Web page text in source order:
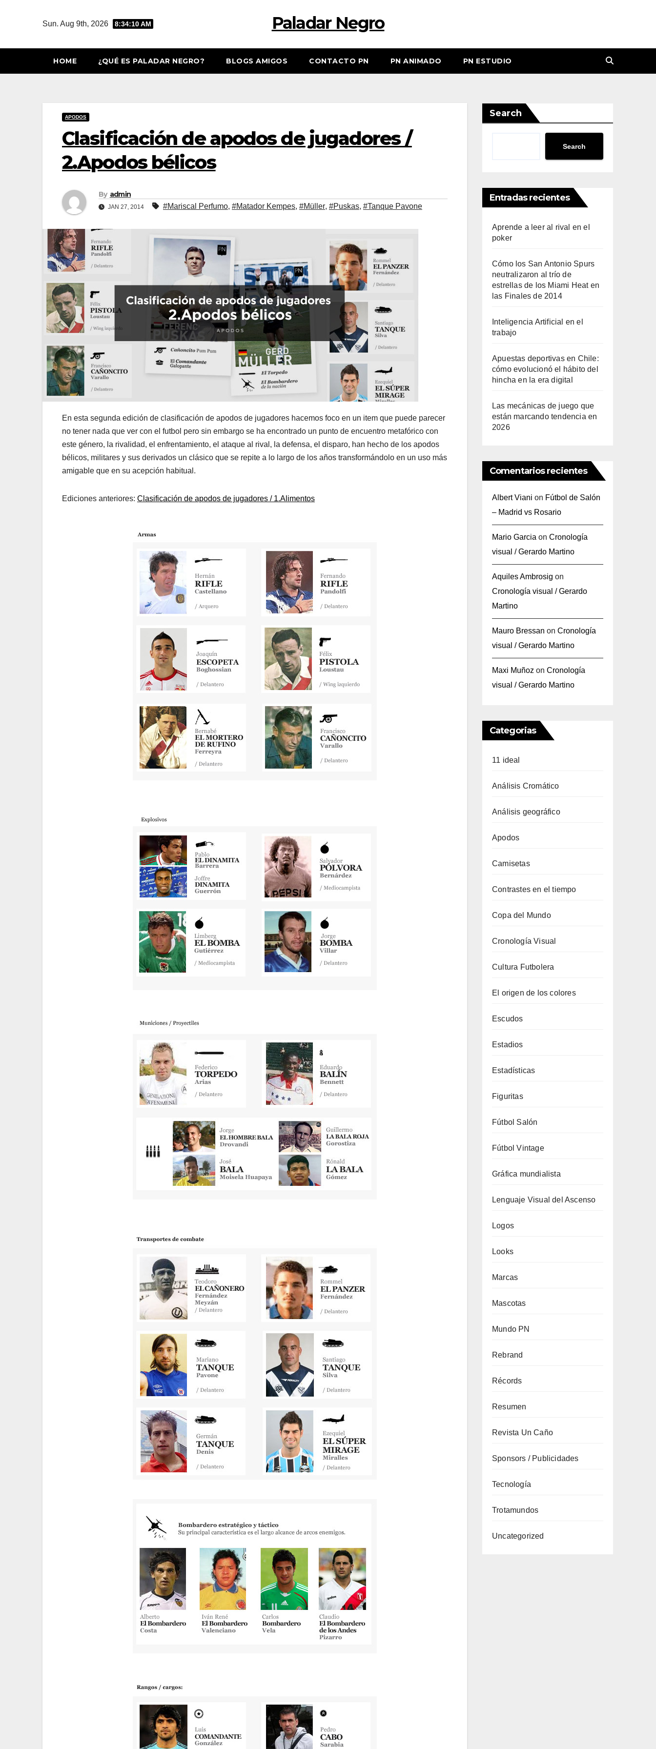
Sun. Aug 9th, 2026 8:34:11 AM Paladar Negro
HOME ¿QUÉ ES PALADAR NEGRO? BLOGS AMIGOS CONTACTO PN PN ANIMADO PN ESTUDIO
APODOS
Clasificación de apodos de jugadores /
2.Apodos bélicos
By admin
JAN 27, 2014 #Mariscal Perfumo, #Matador Kempes, #Müller, #Puskas, #Tanque Pavone
En esta segunda edición de clasificación de apodos de jugadores hacemos foco en un item que puede parecer
no tener nada que ver con el futbol pero sin embargo se ha encontrado un punto de encuentro metafórico con
este género, la rivalidad, el enfrentamiento, el ataque al rival, la defensa, el disparo, han hecho de los apodos
bélicos, militares y sus derivados un clásico que se repite a lo largo de los años transformándolo en un uso más
amigable que en su acepción habitual.
Ediciones anteriores: Clasificación de apodos de jugadores / 1.Alimentos
Search
Search
Entradas recientes
Aprende a leer al rival en el
poker
Cómo los San Antonio Spurs
neutralizaron al trío de
estrellas de los Miami Heat en
las Finales de 2014
Inteligencia Artificial en el
trabajo
Apuestas deportivas en Chile:
cómo evolucionó el hábito del
hincha en la era digital
Las mecánicas de juego que
están marcando tendencia en
2026
Comentarios recientes
Albert Viani on Fútbol de Salón
– Madrid vs Rosario
Mario Garcia on Cronología
visual / Gerardo Martino
Aquiles Ambrosig on
Cronología visual / Gerardo
Martino
Mauro Bressan on Cronología
visual / Gerardo Martino
Maxi Muñoz on Cronología
visual / Gerardo Martino
Categorias
11 ideal
Análisis Cromático
Análisis geográfico
Apodos
Camisetas
Contrastes en el tiempo
Copa del Mundo
Cronología Visual
Cultura Futbolera
El origen de los colores
Escudos
Estadios
Estadísticas
Figuritas
Fútbol Salón
Fútbol Vintage
Gráfica mundialista
Lenguaje Visual del Ascenso
Logos
Looks
Marcas
Mascotas
Mundo PN
Rebrand
Récords
Resumen
Revista Un Caño
Sponsors / Publicidades
Tecnología
Trotamundos
Uncategorized